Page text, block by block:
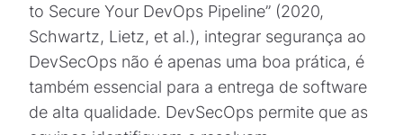
to Secure Your DevOps Pipeline” (2020,
Schwartz, Lietz, et al.), integrar segurança ao
DevSecOps não é apenas uma boa prática, é
também essencial para a entrega de software
de alta qualidade. DevSecOps permite que as